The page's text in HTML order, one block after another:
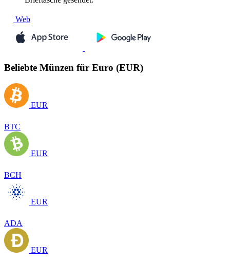
Web
Beliebte Münzen für Euro (EUR)
EUR
BTC
EUR
BCH
EUR
ADA
EUR